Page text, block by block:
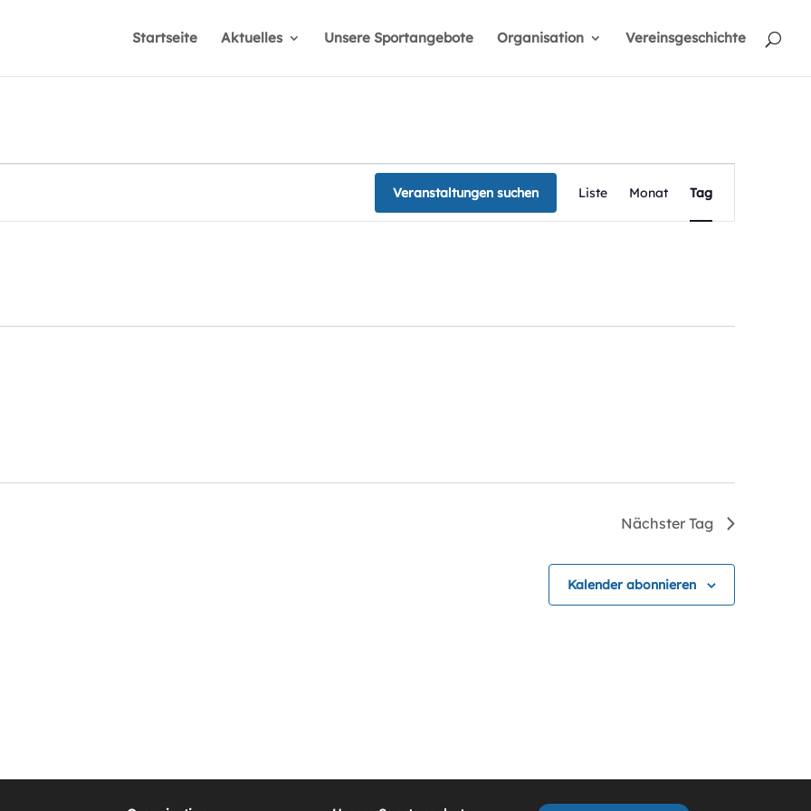
Startseite Aktuelles Unsere Sportangebote Organisation Vereinsgeschichte
Veranstaltungen suchen Ansichten-
Navigation
Liste Monat Tag
Nächster Tag
Kalender abonnieren